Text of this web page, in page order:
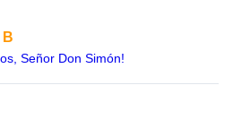
B
Señor Don Simón!